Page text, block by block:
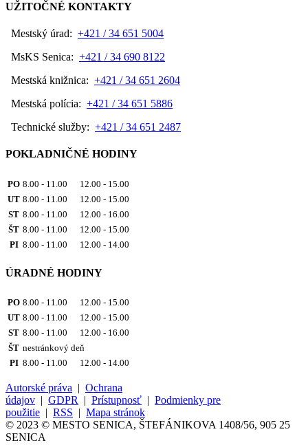
UŽITOČNÉ KONTAKTY
Mestský úrad: +421 / 34 651 5004
MsKS Senica: +421 / 34 690 8122
Mestská knižnica: +421 / 34 651 2604
Mestská polícia: +421 / 34 651 5886
Technické služby: +421 / 34 651 2487
POKLADNIČNÉ HODINY
PO 8.00 - 11.00 12.00 - 15.00
UT 8.00 - 11.00 12.00 - 15.00
ST 8.00 - 11.00 12.00 - 16.00
ŠT 8.00 - 11.00 12.00 - 15.00
PI 8.00 - 11.00 12.00 - 14.00
ÚRADNÉ HODINY
PO 8.00 - 11.00 12.00 - 15.00
UT 8.00 - 11.00 12.00 - 15.00
ST 8.00 - 11.00 12.00 - 16.00
ŠT nestránkový deň
PI 8.00 - 11.00 12.00 - 14.00
Autorské práva | Ochrana
údajov | GDPR | Prístupnosť | Podmienky pre
použitie | RSS | Mapa stránok
© 2023 © MESTO SENICA, ŠTEFÁNIKOVA 1408/56, 905 25
SENICA